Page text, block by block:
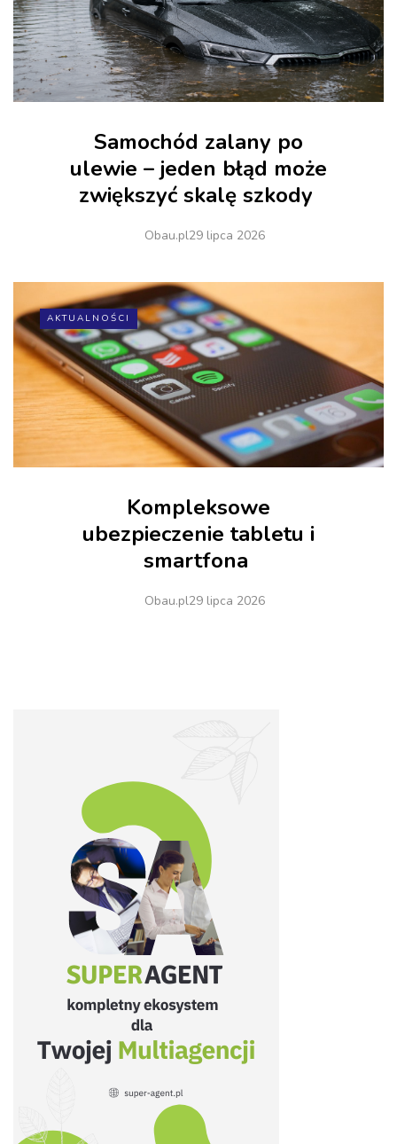
Samochód zalany po
ulewie – jeden błąd może
zwiększyć skalę szkody
Obau.pl29 lipca 2026
AKTUALNOŚCI
Kompleksowe
ubezpieczenie tabletu i
smartfona
Obau.pl29 lipca 2026